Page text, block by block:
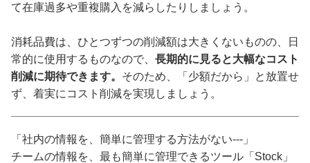
て在庫過多や重複購入を減らしたりしましょう。
消耗品費は、ひとつずつの削減額は大きくないものの、日
常的に使用するものなので、 長期的に見ると大幅なコスト
削減に期待できます。 そのため、「少額だから」と放置せ
ず、着実にコスト削減を実現しましょう。
「社内の情報を、簡単に管理する方法がない---」
チームの情報を、最も簡単に管理できるツール「Stock」